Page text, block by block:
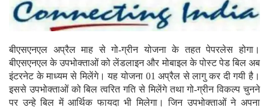
बीएसएनएल अप्रैल माह से गो-ग्रीन योजना के तहत पेपरलेस होगा।
बीएसएनएल के उपभोक्ताओं को लेंडलाइन और मोबाइल के पोस्ट पेड बिल अब
इंटरनेट के माध्यम से मिलेंगे। यह योजना 01 अप्रैल से लागु कर दी गयी है।
इससे उपभोक्ताओं को बिल त्वरित गति से मिलेंगे तथा गो-ग्रीन विकल्प चुनने
पर उन्हे बिल में आर्थिक फायदा भी मिलेगा। जिन उपभोक्ताओं ने अपना